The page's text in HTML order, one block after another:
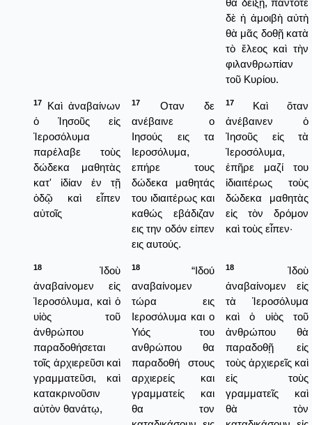
θὰ δείξῃ, πάντοτε
δὲ ἡ ἀμοιβὴ αὐτὴ
θὰ μᾶς δοθῇ κατὰ
τὸ ἔλεος καὶ τὴν
φιλανθρωπίαν
τοῦ Κυρίου.
17
Καὶ ἀναβαίνων
ὁ Ἰησοῦς εἰς
Ἱεροσόλυμα
παρέλαβε τοὺς
δώδεκα μαθητὰς
κατ' ἰδίαν ἐν τῇ
ὁδῷ καὶ εἶπεν
αὐτοῖς
17
Οταν δε
ανέβαινε ο
Ιησούς εις τα
Ιεροσόλυμα,
επήρε τους
δώδεκα μαθητάς
του ιδιαιτέρως και
καθώς εβάδιζαν
εις την οδόν είπεν
εις αυτούς.
17
Καὶ ὅταν
ἀνέβαινεν ὁ
Ἰησοῦς εἰς τὰ
Ἱεροσόλυμα,
ἐπῆρε μαζί του
ἰδιαιτέρως τοὺς
δώδεκα μαθητὰς
εἰς τὸν δρόμον
καὶ τοὺς εἶπεν·
18
Ἰδοὺ
ἀναβαίνομεν εἰς
Ἱεροσόλυμα, καὶ ὁ
υἱὸς τοῦ
ἀνθρώπου
παραδοθήσεται
τοῖς ἀρχιερεῦσι καὶ
γραμματεῦσι, καὶ
κατακρινοῦσιν
αὐτὸν θανάτῳ,
18
“Ιδού
αναβαίνομεν
τώρα εις
Ιεροσόλυμα και ο
Υιός του
ανθρώπου θα
παραδοθή στους
αρχιερείς και
γραμματείς και
θα τον
18
Ἰδοὺ
ἀναβαίνομεν εἰς
τὰ Ἱεροσόλυμα
καὶ ὁ υἱὸς τοῦ
ἀνθρώπου θὰ
παραδοθῇ εἰς
τοὺς ἀρχιερεῖς καὶ
εἰς τοὺς
γραμματεῖς καὶ
θὰ τὸν